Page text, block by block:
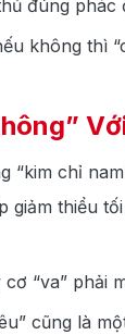
đúng phác
không thì
“kim chỉ
giảm thiểu
“va” phải
cũng là